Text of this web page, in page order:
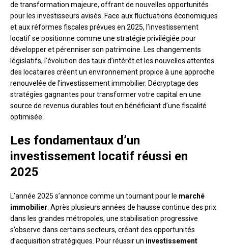
de transformation majeure, offrant de nouvelles opportunités
pour les investisseurs avisés. Face aux fluctuations économiques
et aux réformes fiscales prévues en 2025, l’investissement
locatif se positionne comme une stratégie privilégiée pour
développer et pérenniser son patrimoine. Les changements
législatifs, l’évolution des taux d’intérêt et les nouvelles attentes
des locataires créent un environnement propice à une approche
renouvelée de l’investissement immobilier. Décryptage des
stratégies gagnantes pour transformer votre capital en une
source de revenus durables tout en bénéficiant d’une fiscalité
optimisée.
Les fondamentaux d’un
investissement locatif réussi en
2025
L’année 2025 s’annonce comme un tournant pour le marché
immobilier . Après plusieurs années de hausse continue des prix
dans les grandes métropoles, une stabilisation progressive
s’observe dans certains secteurs, créant des opportunités
d’acquisition stratégiques. Pour réussir un investissement